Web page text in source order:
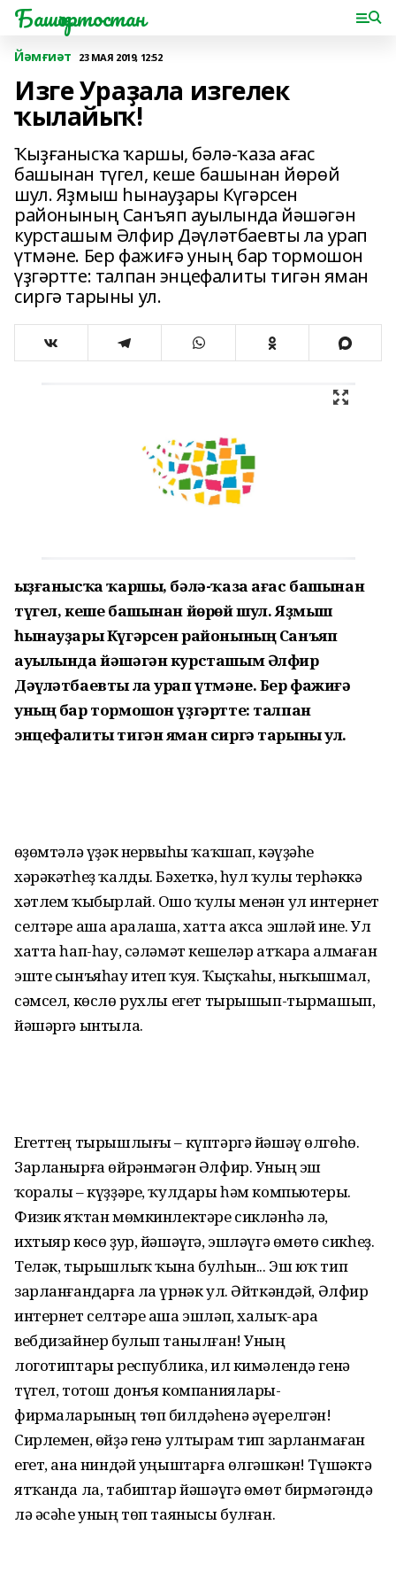
Башҡортостан
Йәмғиәт 23 МАЯ 2019, 12:52
Изге Ураҙала изгелек
ҡылайыҡ!
Ҡыҙғанысҡа ҡаршы, бәлә-ҡаза ағас
башынан түгел, кеше башынан йөрөй
шул. Яҙмыш һынауҙары Күгәрсен
районының Санъяп ауылында йәшәгән
курсташым Әлфир Дәүләтбаевты ла урап
үтмәне. Бер фажиғә уның бар тормошон
үҙгәртте: талпан энцефалиты тигән яман
сиргә тарыны ул.
Ҡыҙғанысҡа ҡаршы, бәлә-ҡаза ағас башынан
түгел, кеше башынан йөрөй шул. Яҙмыш
һынауҙары Күгәрсен районының Санъяп
ауылында йәшәгән курсташым Әлфир
Дәүләтбаевты ла урап үтмәне. Бер фажиғә
уның бар тормошон үҙгәртте: талпан
энцефалиты тигән яман сиргә тарыны ул.
Һөҙөмтәлә үҙәк нервыһы ҡаҡшап, кәүҙәһе
хәрәкәтһеҙ ҡалды. Бәхеткә, һул ҡулы терһәккә
хәтлем ҡыбырлай. Ошо ҡулы менән ул интернет
селтәре аша аралаша, хатта аҡса эшләй ине. Ул
хатта һап-һау, сәләмәт кешеләр атҡара алмаған
эште сынъяһау итеп ҡуя. Ҡыҫҡаһы, ныҡышмал,
сәмсел, көслө рухлы егет тырышып-тырмашып,
йәшәргә ынтыла.
Егеттең тырышлығы – күптәргә йәшәү өлгөһө.
Зарланырға өйрәнмәгән Әлфир. Уның эш
ҡоралы – күҙҙәре, ҡулдары һәм компьютеры.
Физик яҡтан мөмкинлектәре сикләнһә лә,
ихтыяр көсө ҙур, йәшәүгә, эшләүгә өмөтө сикһеҙ.
Теләк, тырышлыҡ ҡына булһын... Эш юҡ тип
зарланғандарға ла үрнәк ул. Әйткәндәй, Әлфир
интернет селтәре аша эшләп, халыҡ-ара
вебдизайнер булып танылған! Уның
логотиптары республика, ил кимәлендә генә
түгел, тотош донъя компаниялары-
фирмаларының төп билдәһенә әүерелгән!
Сирлемен, өйҙә генә ултырам тип зарланмаған
егет, ана ниндәй уңыштарға өлгәшкән! Түшәктә
ятҡанда ла, табиптар йәшәүгә өмөт бирмәгәндә
лә әсәһе уның төп таянысы булған.